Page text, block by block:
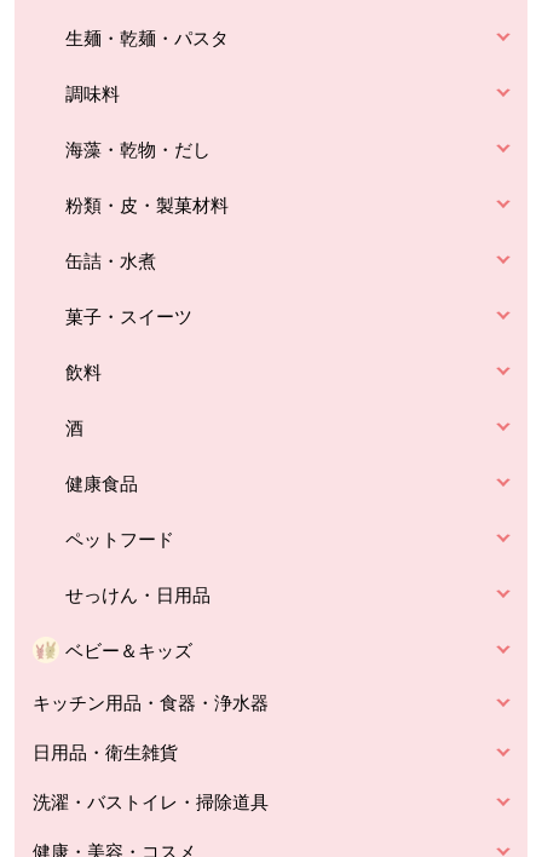
生麺・乾麺・パスタ
調味料
海藻・乾物・だし
粉類・皮・製菓材料
缶詰・水煮
菓子・スイーツ
飲料
酒
健康食品
ペットフード
せっけん・日用品
ベビー＆キッズ
キッチン用品・食器・浄水器
日用品・衛生雑貨
洗濯・バストイレ・掃除道具
健康・美容・コスメ